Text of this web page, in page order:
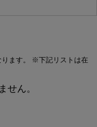
ます。 ※下記リストは在
せん。